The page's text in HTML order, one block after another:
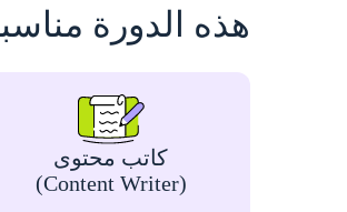
هذه الدورة
كاتب محتوى
(Content Writer)